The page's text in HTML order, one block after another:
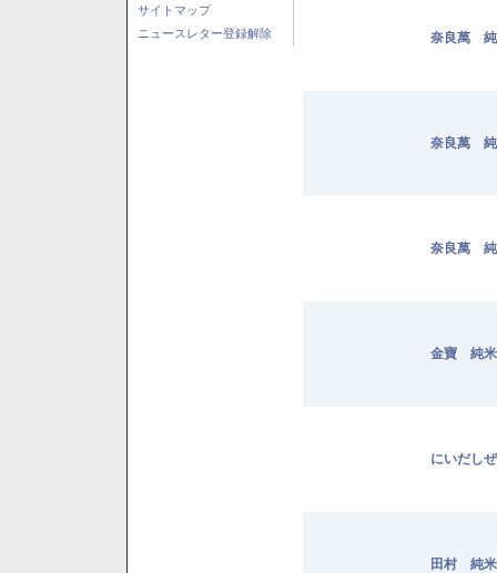
サイトマップ
ニュースレター登録解除
奈良萬
奈良萬
奈良萬
金寶 純
にいだし
田村 純